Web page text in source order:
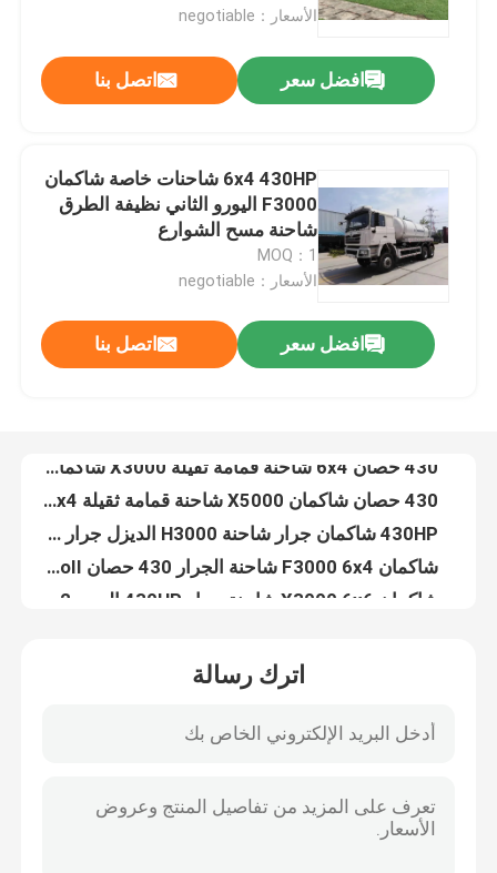
المنزل
معلومات عنا
رقابة جودة
اتصل بنا
اطلب اقتباس
الأسعار：negotiable
افضل سعر اتصل بنا
6x4 430HP شاحنات خاصة شاكمان
F3000 اليورو الثاني نظيفة الطرق
شاحنة مسح الشوارع
MOQ：1
الأسعار：negotiable
افضل سعر اتصل بنا
شاكمان F3000 6x4 شاحنة الجرار 430 حصان EuroII شاكمان رأس الجرار
شاكمان X3000 6x6 شاحنة جرار 430HP اليورو 2 أبيض
شاكمان X5000 شاحنة جرار 4x2 430HP EuroV أبيض
شاكمان X6000 شاحنة جرار 6x4 430 حصان / 500 حصان / 550 حصان
اترك رسالة